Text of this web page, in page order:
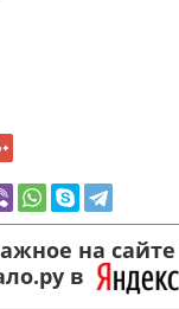
на
в